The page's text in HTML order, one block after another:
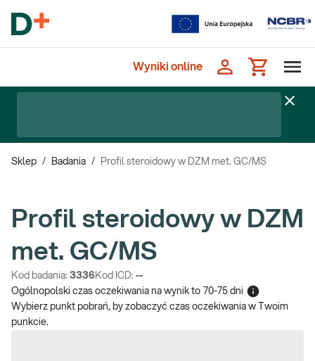
Wyniki online
Sklep / Badania / Profil steroidowy w DZM met. GC/MS
Profil steroidowy w DZM
met. GC/MS
Kod badania: 3336Kod ICD: --
Ogólnopolski czas oczekiwania na wynik to 70-75 dni
Wybierz punkt pobrań, by zobaczyć czas oczekiwania w Twoim
punkcie.